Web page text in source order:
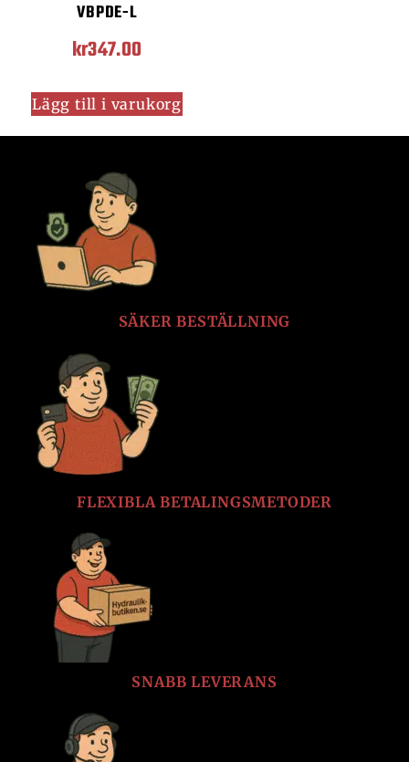
VBPDE-L
kr347.00
Lägg till i varukorg
SÄKER BESTÄLLNING
FLEXIBLA BETALINGSMETODER
SNABB LEVERANS